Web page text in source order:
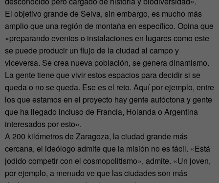
El objetivo grande de Selva, sin embargo, es mucho más
amplio que una región de montaña en específico. Opina que
«preparando eventos o instalaciones en lugares como este
se puede producir un flujo de la ciudad al campo y
viceversa. Se crea nueva población, se genera dinamismo.
La gente tiene que vivir estos espacios para decidir si se
queda o no se queda. Ese es el reto. Aquí por ejemplo, entre
los que estamos en el proyecto hay gente autóctona y gente
que ha llegado incluso de Francia, Holanda o Argentina
interesados por esto».
A 200 kilómetros de Zaragoza, la ciudad grande más
cercana, el ideólogo admite que la misión no es fácil. «Está
jodido competir con el cosmopolitismo», admite. «Un joven,
por ejemplo, a menudo ve que las ciudades son más